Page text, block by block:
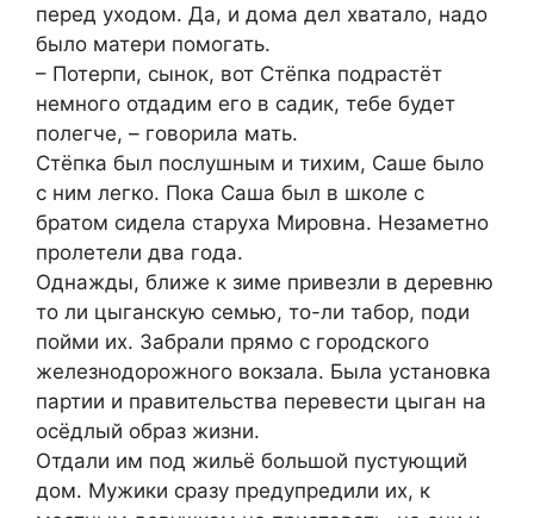
перед уходом. Да, и дома дел хватало, надо
было матери помогать.
– Потерпи, сынок, вот Стёпка подрастёт
немного отдадим его в садик, тебе будет
полегче, – говорила мать.
Стёпка был послушным и тихим, Саше было
с ним легко. Пока Саша был в школе с
братом сидела старуха Мировна. Незаметно
пролетели два года.
Однажды, ближе к зиме привезли в деревню
то ли цыганскую семью, то-ли табор, поди
пойми их. Забрали прямо с городского
железнодорожного вокзала. Была установка
партии и правительства перевести цыган на
осёдлый образ жизни.
Отдали им под жильё большой пустующий
дом. Мужики сразу предупредили их, к